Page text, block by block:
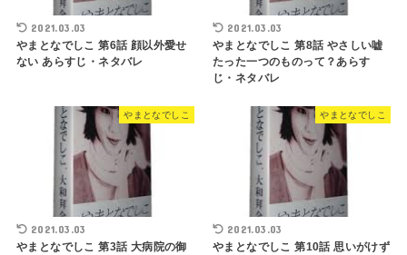
2021.03.03
やまとなでしこ 第6話 顔以外愛せ
ない あらすじ・ネタバレ
2021.03.03
やまとなでしこ 第8話 やさしい嘘
たった一つのものって？あらす
じ・ネタバレ
やまとなでしこ
2021.03.03
やまとなでしこ 第3話 大病院の御
やまとなでしこ
2021.03.03
やまとなでしこ 第10話 思いがけず